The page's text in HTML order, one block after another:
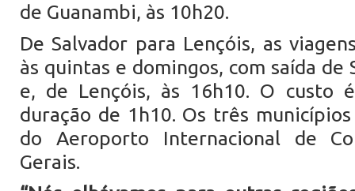
de Guanambi, às 10h20.
De Salvador para Lençóis, as
às quintas e domingos, com saída de
e, de Lençóis, às 16h10. O custo
duração de 1h10. Os três
do Aeroporto Internacional de
Gerais.